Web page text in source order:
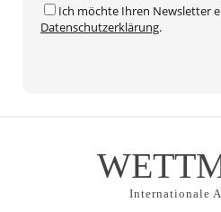
Ich möchte Ihren Newsletter
Datenschutzerklärung.
Internationale